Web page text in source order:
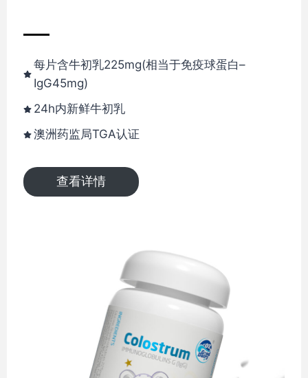
每片含牛初乳225mg(相当于免疫球蛋白–
IgG45mg)
24h内新鲜牛初乳
澳洲药监局TGA认证
查看详情